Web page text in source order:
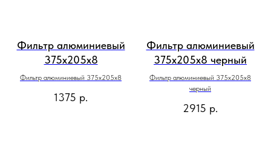
Фильтр алюминиевый
375х205х8
Фильтр алюминиевый 375х205х8
1375 р.
Фильтр алюминиевый
375х205х8 черный
Фильтр алюминиевый 375х205х8
черный
2915 р.